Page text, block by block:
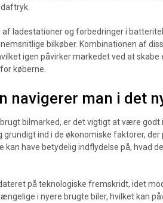
ladestationer og forbedringer i
bilkøber. Kombinationen af
igen påvirker markedet ved at skabe
køberne.
navigerer man i det
bilmarked, er det vigtigt at være
ind i de økonomiske faktorer, der
have betydelig indflydelse på, hvad
på teknologiske fremskridt, idet
i nyere brugte biler, hvilket kan